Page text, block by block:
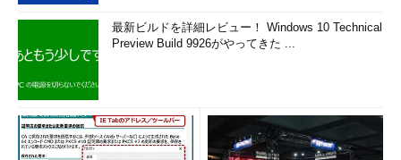
最新ビルドを詳細レビュー！ Windows 10 Technical
Preview Build 9926がやってきた ...